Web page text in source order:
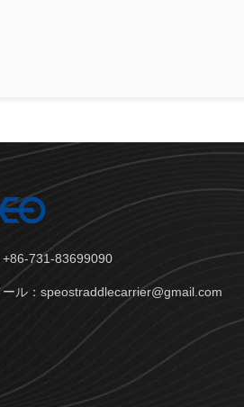
+86-731-83699090
ール：speostraddlecarrier@gmail.com